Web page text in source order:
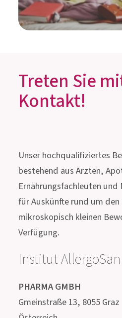
INNOVATIVES
FÜR DIE
Treten Sie
Kontakt!